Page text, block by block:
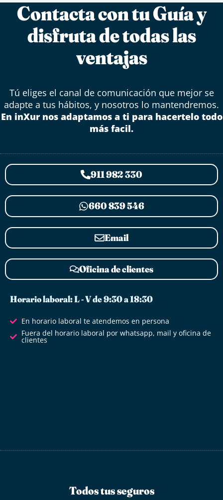
Contacta con tu Guía y
disfruta de todas las
ventajas
Tú eliges el canal de comunicación que mejor se
adapte a tus hábitos, y nosotros lo mantendremos.
En inXur nos adaptamos a ti para hacertelo todo
más facil.
911 982 330
660 839 546
Email
Oficina de clientes
Horario laboral: L - V de 9:30 a 18:30
En horario laboral te atendemos en persona
Fuera del horario laboral por whatsapp, mail y oficina de
clientes
Todos tus seguros